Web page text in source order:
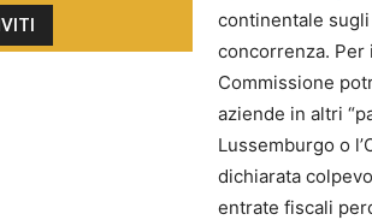
continentale
concorrenza. Per
Commissione
aziende in altri
Lussemburgo o
dichiarata
entrate fiscali